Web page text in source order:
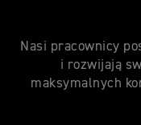
Nasi pracownicy
i rozwijają
maksymalnych